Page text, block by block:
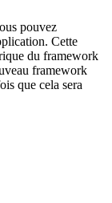
pouvez
Cette
du framework
framework
que cela sera